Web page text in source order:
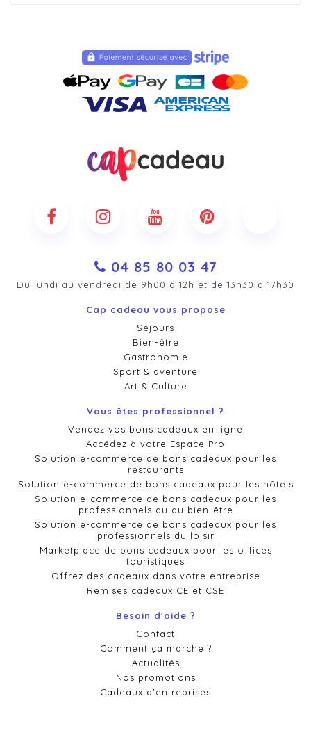
04 85 80 03 47
Du lundi au vendredi de 9h00 à 12h et de 13h30 à 17h30
Cap cadeau vous propose
Séjours
Bien-être
Gastronomie
Sport & aventure
Art & Culture
Vous êtes professionnel ?
Vendez vos bons cadeaux en ligne
Accédez à votre Espace Pro
Solution e-commerce de bons cadeaux pour les
restaurants
Solution e-commerce de bons cadeaux pour les hôtels
Solution e-commerce de bons cadeaux pour les
professionnels du du bien-être
Solution e-commerce de bons cadeaux pour les
professionnels du loisir
Marketplace de bons cadeaux pour les offices
touristiques
Offrez des cadeaux dans votre entreprise
Remises cadeaux CE et CSE
Besoin d'aide ?
Contact
Comment ça marche ?
Actualités
Nos promotions
Cadeaux d'entreprises